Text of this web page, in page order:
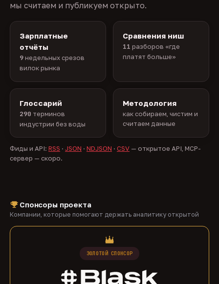
мы считаем и публикуем открыто.
Зарплатные
отчёты
9недельных срезов
вилок рынка
Сравнения ниш
11 разборов «где
платят больше»
Глоссарий
290 терминов
индустрии без воды
Методология
как собираем, чистим и
считаем данные
Фиды и API: RSS · JSON · NDJSON · CSV — открытое API, MCP-
сервер — скоро.
Спонсоры проекта
Компании, которые помогают держать аналитику открытой
ЗОЛОТОЙ СПОНСОР